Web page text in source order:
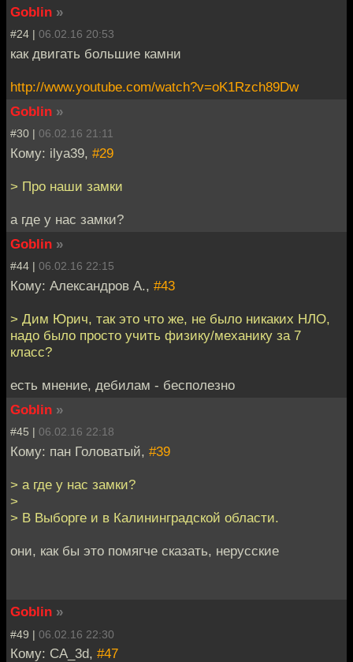
Goblin »
#24 | 06.02.16 20:53
как двигать большие камни
http://www.youtube.com/watch?v=oK1Rzch89Dw
Goblin »
#30 | 06.02.16 21:11
Кому: ilya39, #29
> Про наши замки
а где у нас замки?
Goblin »
#44 | 06.02.16 22:15
Кому: Александров А., #43
> Дим Юрич, так это что же, не было никаких НЛО,
надо было просто учить физику/механику за 7
класс?
есть мнение, дебилам - бесполезно
Goblin »
#45 | 06.02.16 22:18
Кому: пан Головатый, #39
> а где у нас замки?
>
> В Выборге и в Калининградской области.
они, как бы это помягче сказать, нерусские
Goblin »
#49 | 06.02.16 22:30
Кому: CA_3d, #47